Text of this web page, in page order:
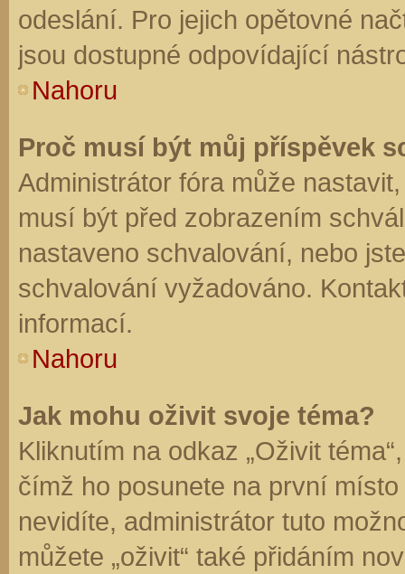
odeslání. Pro jejich opětovné
jsou dostupné odpovídající
Nahoru
Proč musí být můj příspěvek
Administrátor fóra může
musí být před zobrazením
nastaveno schvalování, nebo
schvalování vyžadováno.
informací.
Nahoru
Jak mohu oživit svoje téma?
Kliknutím na odkaz „Oživit
čímž ho posunete na první
nevidíte, administrátor tuto
můžete „oživit“ také přidáním